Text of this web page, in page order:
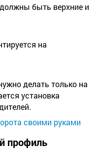
быть верхние и
на
делать только на
установка
своими руками
профиль